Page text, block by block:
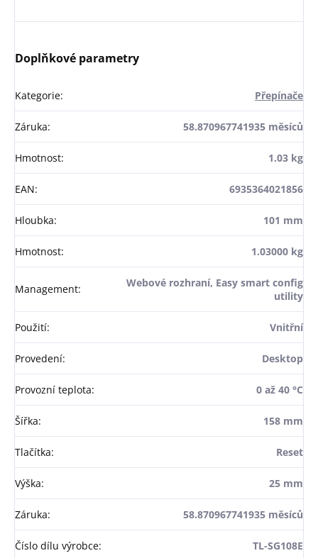
Doplňkové parametry
Kategorie: Přepínače
Záruka: 58.870967741935 měsíců
Hmotnost: 1.03 kg
EAN: 6935364021856
Hloubka: 101 mm
Hmotnost: 1.03000 kg
Management:
Webové rozhraní, Easy smart config
utility
Použití: Vnitřní
Provedení: Desktop
Provozní teplota: 0 až 40 °C
Šířka: 158 mm
Tlačítka: Reset
Výška: 25 mm
Záruka: 58.870967741935 měsíců
Číslo dílu výrobce: TL-SG108E